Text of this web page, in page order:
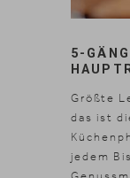
5-
Größte
das ist
jedem